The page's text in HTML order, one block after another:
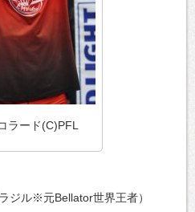
ラード(C)PFL
ジル※元Bellator世界王者）